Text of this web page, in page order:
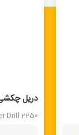
دریل چکشی
Drill 2250